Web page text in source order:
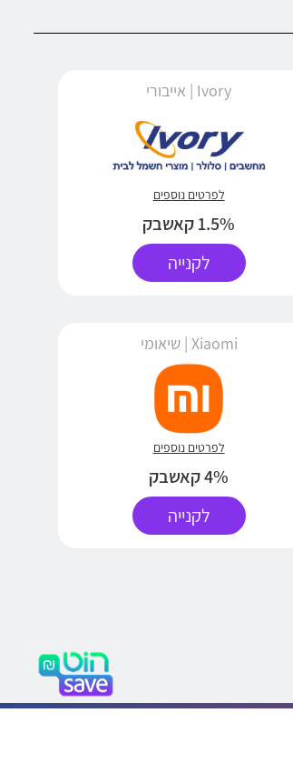
Ivory | אייבורי
לפרטים נוספים
1.5% קאשבק
לקנייה
Xiaomi | שיאומי
לפרטים נוספים
4% קאשבק
לקנייה